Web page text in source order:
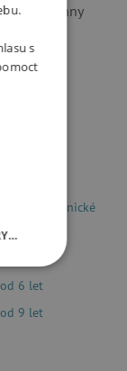
pro všechny
a elektronické
6 let
9 let
s